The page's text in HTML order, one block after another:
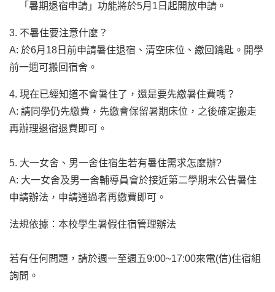
「暑期退宿申請」功能將於5月1日起開放申請。
3. 不暑住要注意什麼？
A: 於6月18日前申請暑住退宿、清空床位、繳回鑰匙。開學
前一週可搬回宿舍。
4. 現在已經知道不會暑住了，還是要先繳暑住費嗎？
A: 請同學仍先繳費，先繳會保留暑期床位，之後確定搬走
再辦理退宿退費即可。
5. 大一女舍、男一舍住宿生若有暑住需求怎麼辦?
A: 大一女舍及男一舍輔導員會於接近第二學期末公告暑住
申請辦法，申請通過者再繳費即可。
法規依據：本校學生暑假住宿管理辦法
若有任何問題，請於週一至週五9:00~17:00來電(信)住宿組
詢問。